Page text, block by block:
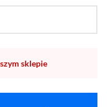
…
sklepie